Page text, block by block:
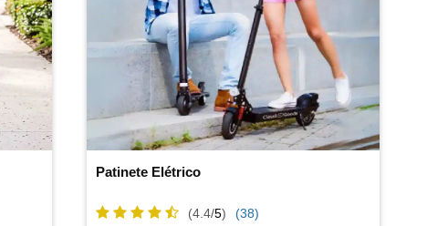
Patinete Elétrico
(4.4/5) (38)